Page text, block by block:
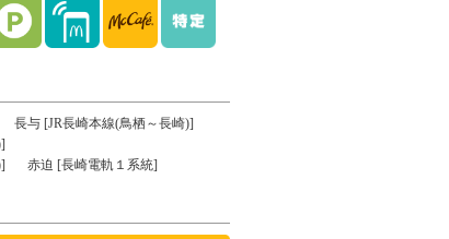
長与 [JR長崎本線(鳥栖～長崎)]
赤迫 [長崎電軌１系統]